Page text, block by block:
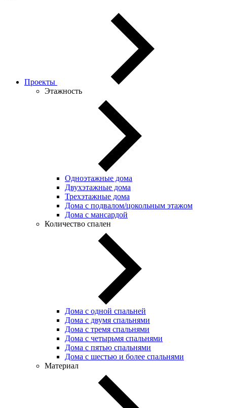
Проекты
Этажность
Одноэтажные дома
Двухэтажные дома
Трехэтажные дома
Дома с подвалом/цокольным этажом
Дома с мансардой
Количество спален
Дома с одной спальней
Дома с двумя спальнями
Дома с тремя спальнями
Дома с четырьмя спальнями
Дома с пятью спальнями
Дома с шестью и более спальнями
Материал